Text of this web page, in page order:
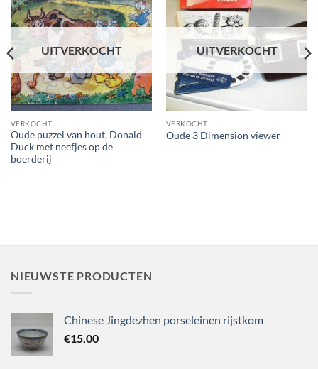
Toevoegen
aan
wenslijst
UITVERKOCHT
VERKOCHT
Oude puzzel van hout, Donald
Duck met neefjes op de
boerderij
Toevoegen
wenslijst
UITVERKOCHT
VERKOCHT
Oude 3 Dimension viewer
NIEUWSTE PRODUCTEN
Chinese Jingdezhen porseleinen rijstkom
€15,00